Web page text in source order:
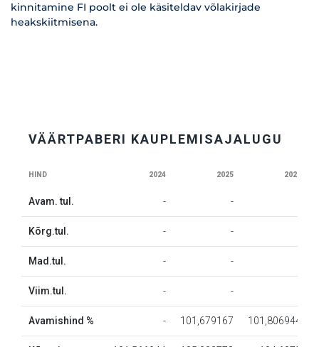
kinnitamine FI poolt ei ole käsiteldav võlakirjade
heakskiitmisena.